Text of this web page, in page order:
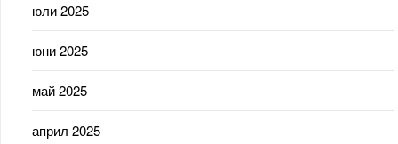
юли 2025
юни 2025
май 2025
април 2025